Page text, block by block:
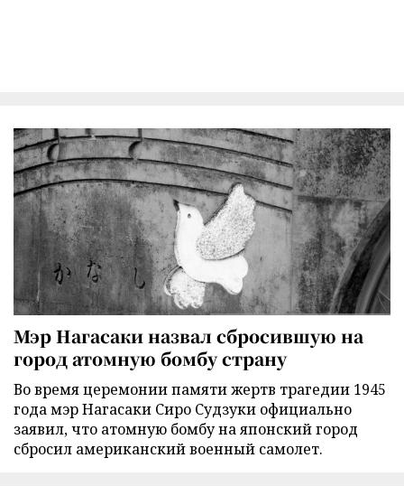
Мэр Нагасаки назвал сбросившую на
город атомную бомбу страну
Во время церемонии памяти жертв трагедии 1945
года мэр Нагасаки Сиро Судзуки официально
заявил, что атомную бомбу на японский город
сбросил американский военный самолет.